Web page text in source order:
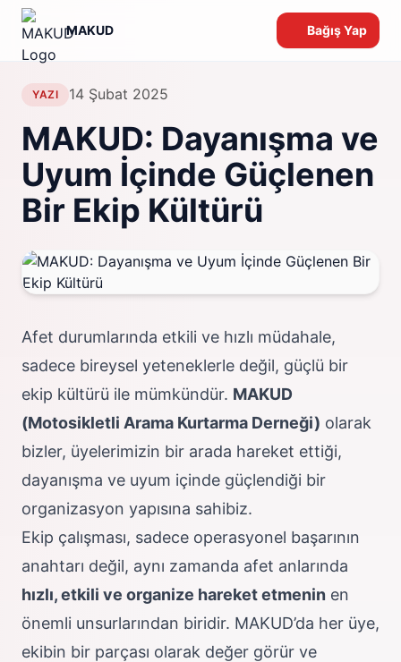
MAKUD Bağış Yap
YAZI 14 Şubat 2025
MAKUD: Dayanışma ve
Uyum İçinde Güçlenen
Bir Ekip Kültürü
Afet durumlarında etkili ve hızlı müdahale,
sadece bireysel yeteneklerle değil, güçlü bir
ekip kültürü ile mümkündür. MAKUD
(Motosikletli Arama Kurtarma Derneği) olarak
bizler, üyelerimizin bir arada hareket ettiği,
dayanışma ve uyum içinde güçlendiği bir
organizasyon yapısına sahibiz.
Ekip çalışması, sadece operasyonel başarının
anahtarı değil, aynı zamanda afet anlarında
hızlı, etkili ve organize hareket etmenin en
önemli unsurlarından biridir. MAKUD’da her üye,
ekibin bir parçası olarak değer görür ve